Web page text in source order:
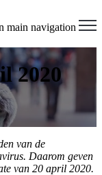
main navigation
2020
van de
Daarom geven
van 20 april 2020.